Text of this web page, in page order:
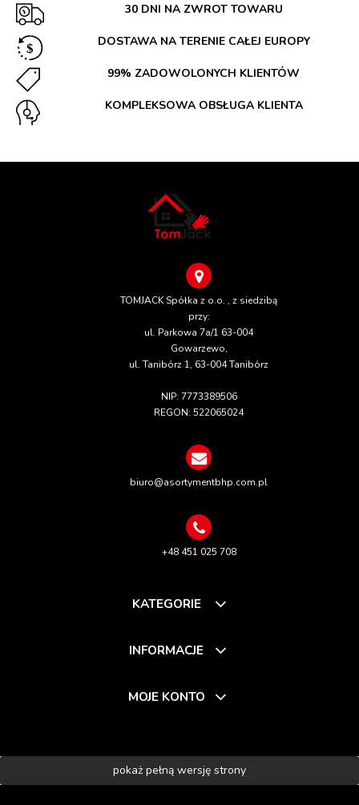
30 DNI NA ZWROT TOWARU
DOSTAWA NA TERENIE CAŁEJ EUROPY
99% ZADOWOLONYCH KLIENTÓW
KOMPLEKSOWA OBSŁUGA KLIENTA
TOMJACK Spółka z o.o. , z siedzibą
przy:
ul. Parkowa 7a/1 63-004
Gowarzewo,
ul. Tanibórz 1, 63-004 Tanibórz
NIP: 7773389506
REGON: 522065024
biuro@asortymentbhp.com.pl
+48 451 025 708
KATEGORIE
INFORMACJE
MOJE KONTO
pokaż pełną wersję strony